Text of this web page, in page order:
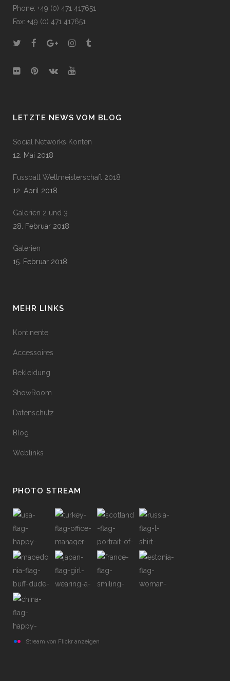
Phone: +49 (0) 471 417651
Fax: +49 (0) 471 417651
LETZTE NEWS VOM BLOG
Social Networks Konten
12. Mai 2018
Fussball Weltmeisterschaft 2018
12. April 2018
Galerien 2 und 3
28. Februar 2018
Galerien
15. Februar 2018
MEHR LINKS
Kontinente
Accessoires
Bekleidung
ShowRoom
Datenschutz
Blog
Weblinks
PHOTO STREAM
Stream von Flickr anzeigen